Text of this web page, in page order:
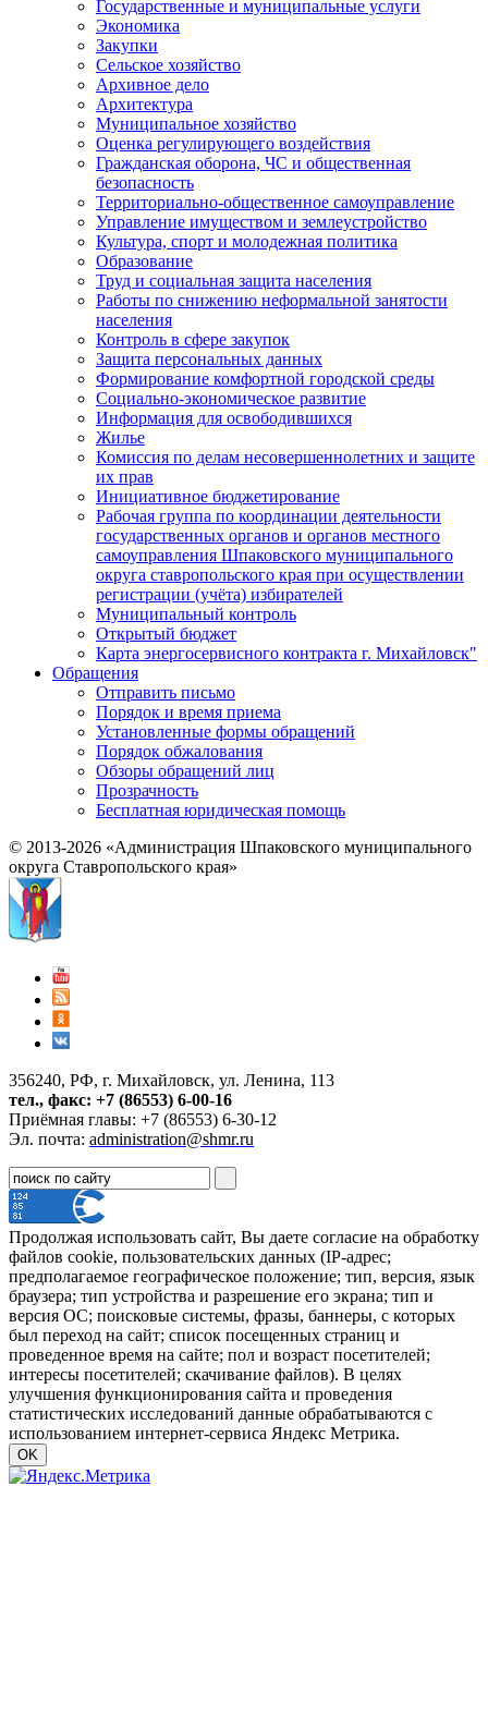
Государственные и муниципальные услуги
Экономика
Закупки
Сельское хозяйство
Архивное дело
Архитектура
Муниципальное хозяйство
Оценка регулирующего воздействия
Гражданская оборона, ЧС и общественная
безопасность
Территориально-общественное самоуправление
Управление имуществом и землеустройство
Культура, спорт и молодежная политика
Образование
Труд и социальная защита населения
Работы по снижению неформальной занятости
населения
Контроль в сфере закупок
Защита персональных данных
Формирование комфортной городской среды
Социально-экономическое развитие
Информация для освободившихся
Жилье
Комиссия по делам несовершеннолетних и защите
их прав
Инициативное бюджетирование
Рабочая группа по координации деятельности
государственных органов и органов местного
самоуправления Шпаковского муниципального
округа ставропольского края при осуществлении
регистрации (учёта) избирателей
Муниципальный контроль
Открытый бюджет
Карта энергосервисного контракта г. Михайловск"
Обращения
Отправить письмо
Порядок и время приема
Установленные формы обращений
Порядок обжалования
Обзоры обращений лиц
Прозрачность
Бесплатная юридическая помощь
© 2013-2026 «Администрация Шпаковского муниципального
округа Ставропольского края»
356240, РФ, г. Михайловск, ул. Ленина, 113
тел., факс: +7 (86553) 6-00-16
Приёмная главы: +7 (86553) 6-30-12
Эл. почта: administration@shmr.ru
Продолжая использовать сайт, Вы даете согласие на обработку
файлов cookie, пользовательских данных (IP-адрес;
предполагаемое географическое положение; тип, версия, язык
браузера; тип устройства и разрешение его экрана; тип и
версия ОС; поисковые системы, фразы, баннеры, с которых
был переход на сайт; список посещенных страниц и
проведенное время на сайте; пол и возраст посетителей;
интересы посетителей; скачивание файлов). В целях
улучшения функционирования сайта и проведения
статистических исследований данные обрабатываются с
использованием интернет-сервиса Яндекс Метрика.
OK